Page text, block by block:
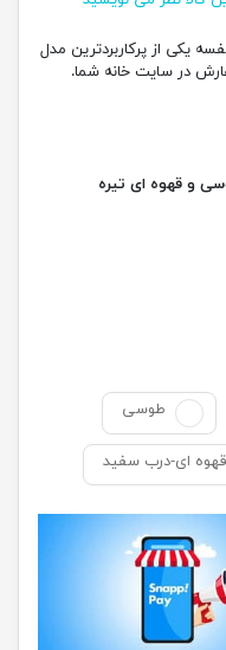
مینیمال، مدل ایستاده و دارای 8 قفسه یکی از پرکاربردترین مدل
در سایت خانه شما.
و قهوه ای تیره
طوسی
قهوه ای-درب سفید